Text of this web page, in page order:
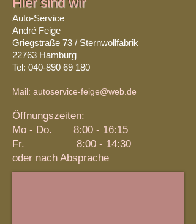
Auto-Service
André Feige
Griegstraße 73 / Sternwollfabrik
22763 Hamburg
Tel: 040-890 69 180
Mail: autoservice-feige@web.de
Öffnungszeiten:
Mo - Do. 8:00 - 16:15
Fr. 8:00 - 14:30
oder nach Absprache